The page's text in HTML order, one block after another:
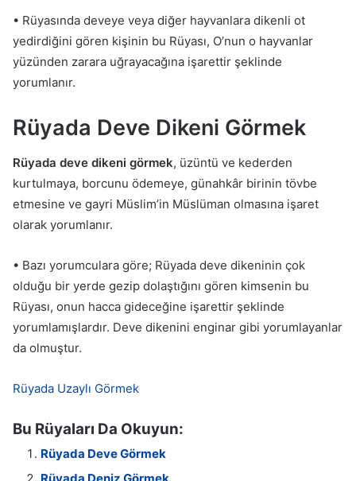
• Rüyasında deveye veya diğer hayvanlara dikenli ot
yedirdiğini gören kişinin bu Rüyası, O’nun o hayvanlar
yüzünden zarara uğrayacağına işarettir şeklinde
yorumlanır.
Rüyada Deve Dikeni Görmek
Rüyada deve dikeni görmek, üzüntü ve kederden
kurtulmaya, borcunu ödemeye, günahkâr birinin tövbe
etmesine ve gayri Müslim’in Müslüman olmasına işaret
olarak yorumlanır.
• Bazı yorumculara göre; Rüyada deve dikeninin çok
olduğu bir yerde gezip dolaştığını gören kimsenin bu
Rüyası, onun hacca gideceğine işarettir şeklinde
yorumlamışlardır. Deve dikenini enginar gibi yorumlayanlar
da olmuştur.
Rüyada Uzaylı Görmek
Bu Rüyaları Da Okuyun:
Rüyada Deve Görmek